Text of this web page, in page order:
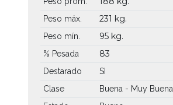
Peso máx. 231 kg.
Peso mín. 95 kg.
% Pesada 83
Destarado
SI
Clase
Buena - Muy Buena